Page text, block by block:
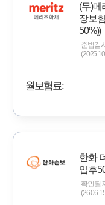
(무)메
장보
50%))
준법감
월보험료:
한화
입후
확인필-